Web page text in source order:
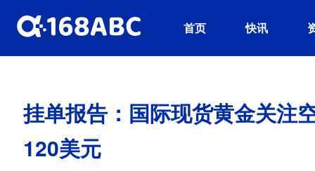
首页 快讯
挂单报告：国际现货黄金关注
120美元